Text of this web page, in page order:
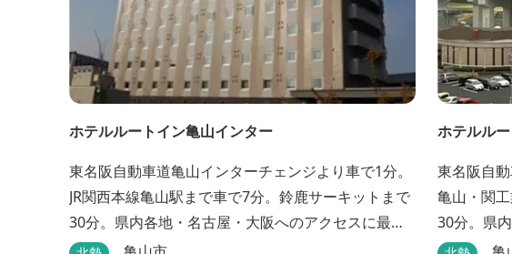
ホテルルートイン亀山インター
東名阪自動車道亀山インターチェンジより車で1分。
JR関西本線亀山駅まで車で7分。鈴鹿サーキットまで
30分。県内各地・名古屋・大阪へのアクセスに最
適。全室インターネット回線・人工温泉大浴場・無
ホテルル
東名阪自
亀山・関
30分。県
適。大浴場